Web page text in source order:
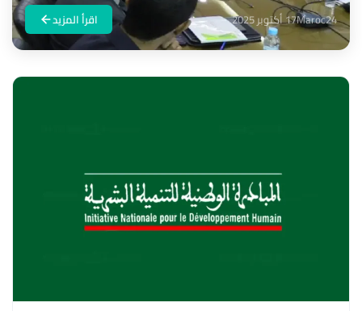
Maroc2417 أكتوبر 2025 اقرأ المزيد